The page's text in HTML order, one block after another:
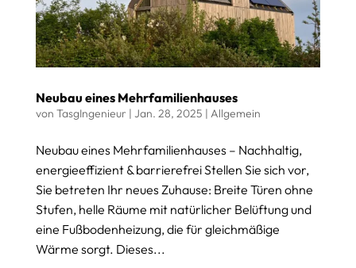
Neubau eines Mehrfamilienhauses
von TasgIngenieur | Jan. 28, 2025 | Allgemein
Neubau eines Mehrfamilienhauses – Nachhaltig,
energieeffizient & barrierefrei Stellen Sie sich vor,
Sie betreten Ihr neues Zuhause: Breite Türen ohne
Stufen, helle Räume mit natürlicher Belüftung und
eine Fußbodenheizung, die für gleichmäßige
Wärme sorgt. Dieses...